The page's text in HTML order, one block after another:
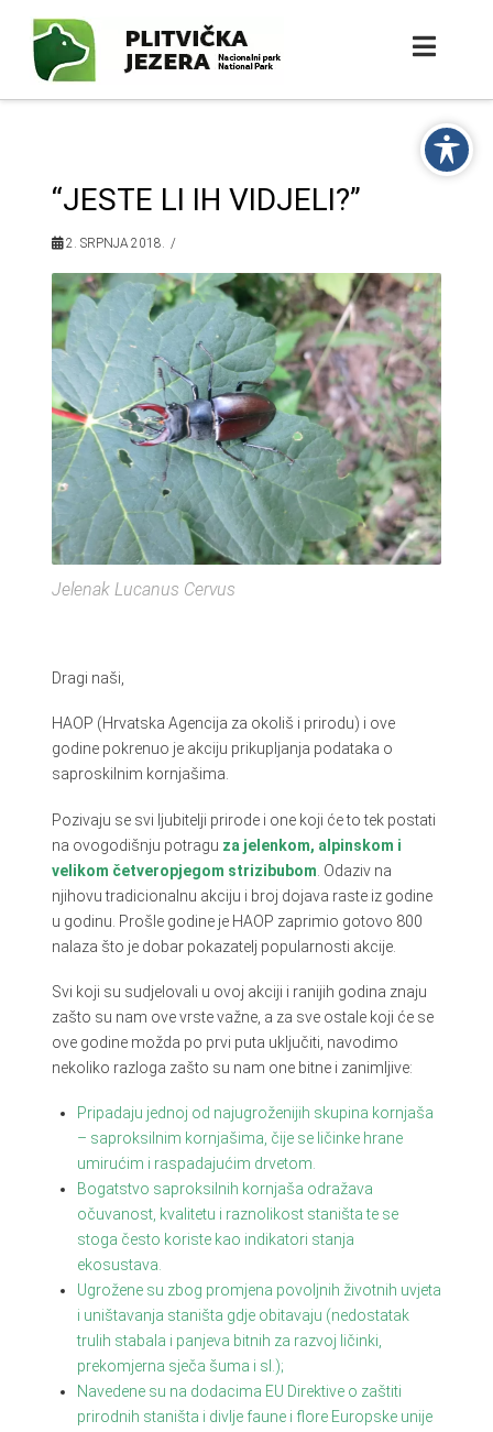
“JESTE LI IH VIDJELI?”
2. SRPNJA 2018.
Jelenak Lucanus Cervus
Dragi naši,
HAOP (Hrvatska Agencija za okoliš i prirodu) i ove
godine pokrenuo je akciju prikupljanja podataka o
saproskilnim kornjašima.
Pozivaju se svi ljubitelji prirode i one koji će to tek postati
na ovogodišnju potragu za jelenkom, alpinskom i
velikom četveropjegom strizibubom . Odaziv na
njihovu tradicionalnu akciju i broj dojava raste iz godine
u godinu. Prošle godine je HAOP zaprimio gotovo 800
nalaza što je dobar pokazatelj popularnosti akcije.
Svi koji su sudjelovali u ovoj akciji i ranijih godina znaju
zašto su nam ove vrste važne, a za sve ostale koji će se
ove godine možda po prvi puta uključiti, navodimo
nekoliko razloga zašto su nam one bitne i zanimljive:
Pripadaju jednoj od najugroženijih skupina kornjaša
– saproksilnim kornjašima, čije se ličinke hrane
umirućim i raspadajućim drvetom.
Bogatstvo saproksilnih kornjaša odražava
očuvanost, kvalitetu i raznolikost staništa te se
stoga često koriste kao indikatori stanja
ekosustava.
Ugrožene su zbog promjena povoljnih životnih uvjeta
i uništavanja staništa gdje obitavaju (nedostatak
trulih stabala i panjeva bitnih za razvoj ličinki,
prekomjerna sječa šuma i sl.);
Navedene su na dodacima EU Direktive o zaštiti
prirodnih staništa i divlje faune i flore Europske unije